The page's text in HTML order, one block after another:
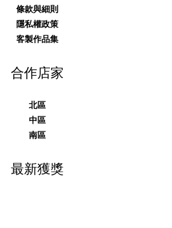
條款與細則
隱私權政策
客製作品集
合作店家
北區
中區
南區
最新獲獎